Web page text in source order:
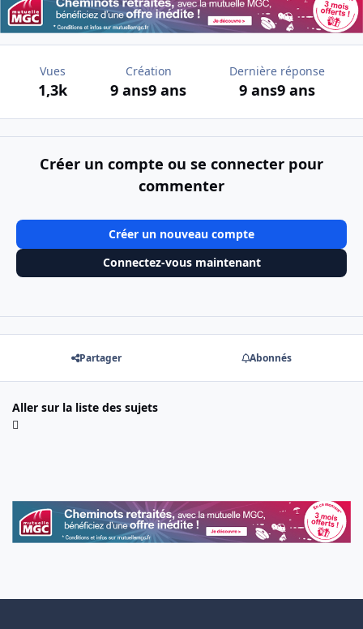
Vues
1,3k
Création
9 ans9 ans
Dernière réponse
9 ans9 ans
Créer un compte ou se connecter pour
commenter
Créer un nouveau compte
Connectez-vous maintenant
Partager Abonnés
Aller sur la liste des sujets